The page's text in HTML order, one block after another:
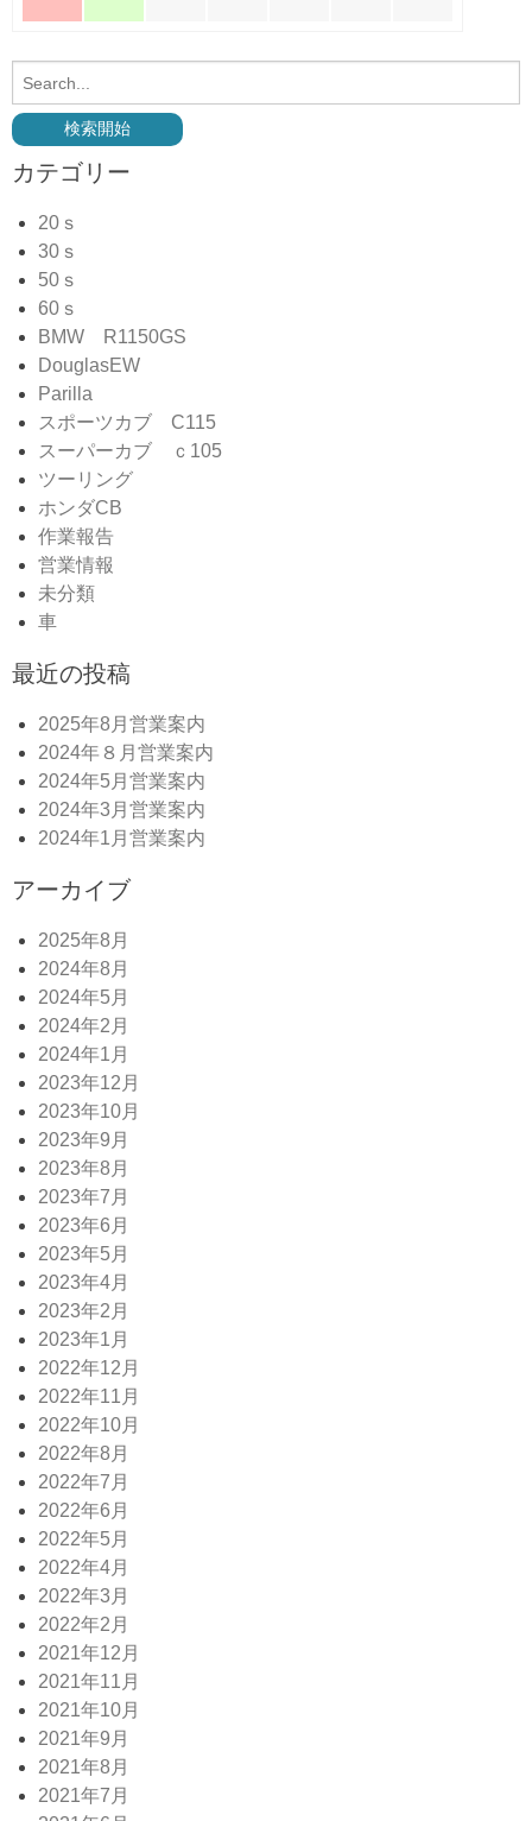
カテゴリー
20ｓ
30ｓ
50ｓ
60ｓ
BMW R1150GS
DouglasEW
Parilla
スポーツカブ C115
スーパーカブ ｃ105
ツーリング
ホンダCB
作業報告
営業情報
未分類
車
最近の投稿
2025年8月営業案内
2024年８月営業案内
2024年5月営業案内
2024年3月営業案内
2024年1月営業案内
アーカイブ
2025年8月
2024年8月
2024年5月
2024年2月
2024年1月
2023年12月
2023年10月
2023年9月
2023年8月
2023年7月
2023年6月
2023年5月
2023年4月
2023年2月
2023年1月
2022年12月
2022年11月
2022年10月
2022年8月
2022年7月
2022年6月
2022年5月
2022年4月
2022年3月
2022年2月
2021年12月
2021年11月
2021年10月
2021年9月
2021年8月
2021年7月